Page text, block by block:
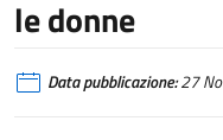
le donne
Data pubblicazione:27